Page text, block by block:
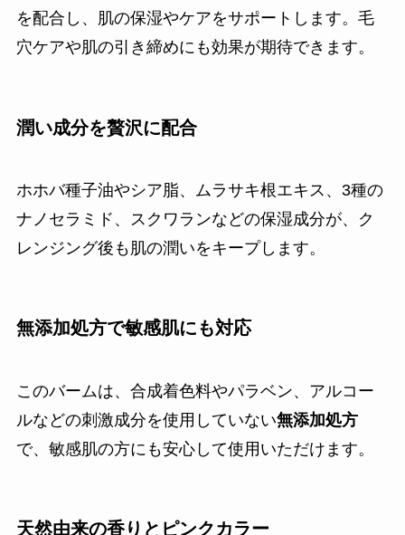
を配合し、肌の保湿やケアをサポートします。毛
穴ケアや肌の引き締めにも効果が期待できます。
潤い成分を贅沢に配合
ホホバ種子油やシア脂、ムラサキ根エキス、3種の
ナノセラミド、スクワランなどの保湿成分が、ク
レンジング後も肌の潤いをキープします。
無添加処方で敏感肌にも対応
このバームは、合成着色料やパラベン、アルコー
ルなどの刺激成分を使用していない無添加処方
で、敏感肌の方にも安心して使用いただけます。
天然由来の香りとピンクカラー